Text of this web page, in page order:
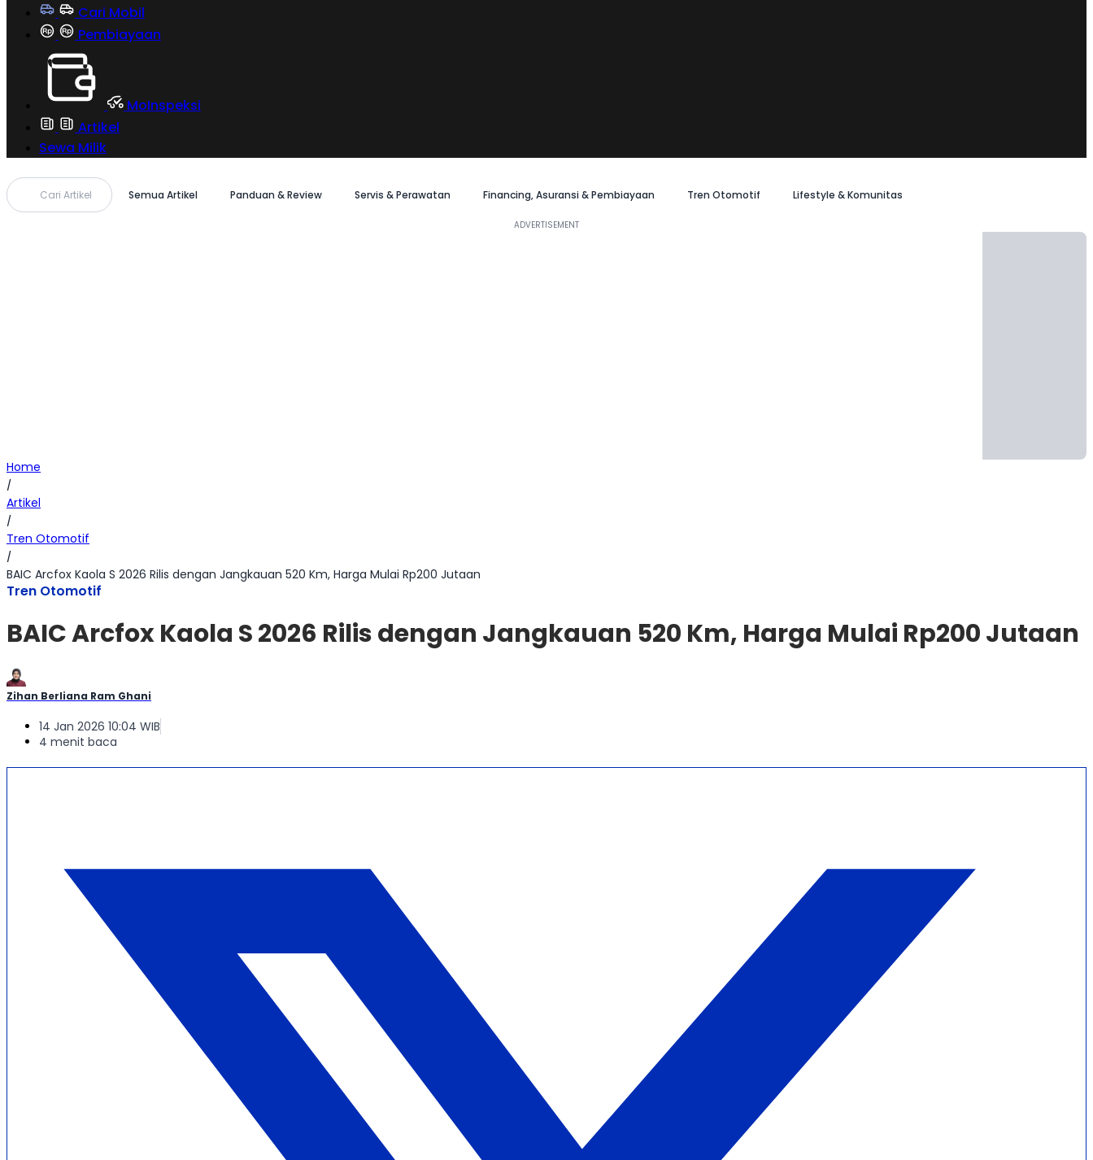
Cari Mobil
Pembiayaan
MoInspeksi
Artikel
Sewa Milik
Cari Artikel Semua Artikel Panduan & Review Servis & Perawatan Financing, Asuransi & Pembiayaan Tren Otomotif Lifestyle & Komunitas
Home
/
Artikel
/
Tren Otomotif
/
BAIC Arcfox Kaola S 2026 Rilis dengan Jangkauan 520 Km, Harga Mulai Rp200 Jutaan
Tren Otomotif
BAIC Arcfox Kaola S 2026 Rilis dengan Jangkauan 520 Km, Harga Mulai Rp200 Jutaan
Zihan Berliana Ram Ghani
14 Jan 2026 10:04 WIB
4 menit baca